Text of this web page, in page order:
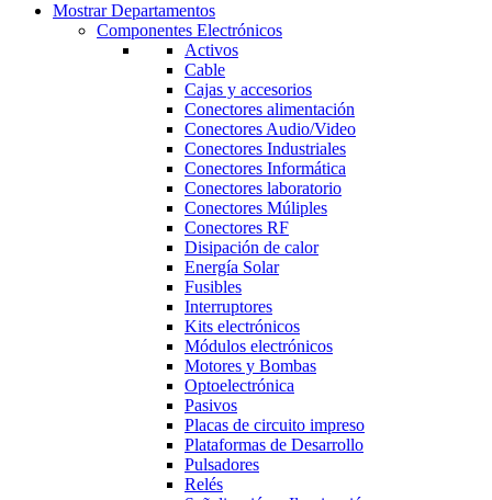
Mostrar Departamentos
Componentes Electrónicos
Activos
Cable
Cajas y accesorios
Conectores alimentación
Conectores Audio/Video
Conectores Industriales
Conectores Informática
Conectores laboratorio
Conectores Múliples
Conectores RF
Disipación de calor
Energía Solar
Fusibles
Interruptores
Kits electrónicos
Módulos electrónicos
Motores y Bombas
Optoelectrónica
Pasivos
Placas de circuito impreso
Plataformas de Desarrollo
Pulsadores
Relés